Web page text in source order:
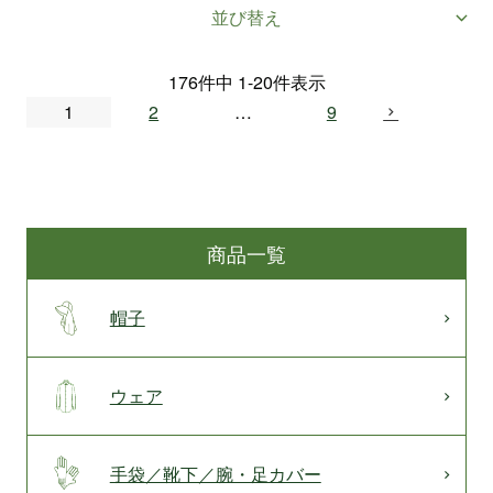
並び替え
176件中 1-20件表示
1
2 … 9
商品一覧
帽子
ウェア
手袋／靴下／腕・足カバー